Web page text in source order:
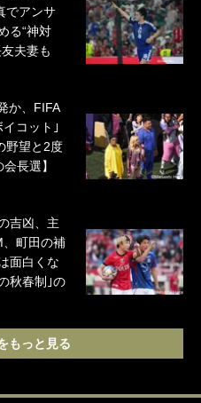
でアンサ
る“神対
夫妻も
か、FIFA
コット｣
野望と2度
長選】
吉凶、主
、町田の補
面白くな
秋春制｣の
もっと見る